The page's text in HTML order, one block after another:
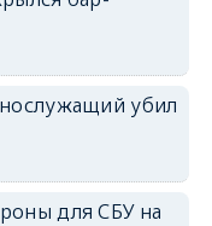
убил
для СБУ на